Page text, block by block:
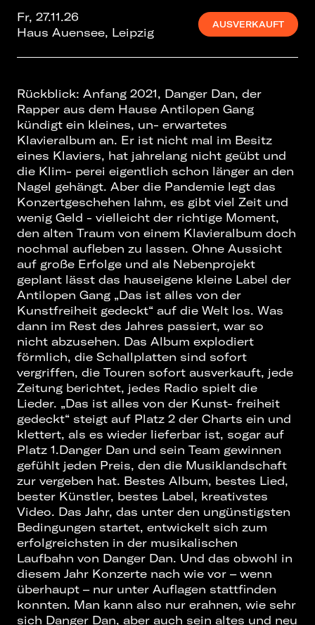
Fr, 27.11.26
Haus Auensee, Leipzig
AUSVERKAUFT
Rückblick: Anfang 2021, Danger Dan, der
Rapper aus dem Hause Antilopen Gang
kündigt ein kleines, un- erwartetes
Klavieralbum an. Er ist nicht mal im Besitz
eines Klaviers, hat jahrelang nicht geübt und
die Klim- perei eigentlich schon länger an den
Nagel gehängt. Aber die Pandemie legt das
Konzertgeschehen lahm, es gibt viel Zeit und
wenig Geld - vielleicht der richtige Moment,
den alten Traum von einem Klavieralbum doch
nochmal aufleben zu lassen. Ohne Aussicht
auf große Erfolge und als Nebenprojekt
geplant lässt das hauseigene kleine Label der
Antilopen Gang „Das ist alles von der
Kunstfreiheit gedeckt“ auf die Welt los. Was
dann im Rest des Jahres passiert, war so
nicht abzusehen. Das Album explodiert
förmlich, die Schallplatten sind sofort
vergriffen, die Touren sofort ausverkauft, jede
Zeitung berichtet, jedes Radio spielt die
Lieder. „Das ist alles von der Kunst- freiheit
gedeckt“ steigt auf Platz 2 der Charts ein und
klettert, als es wieder lieferbar ist, sogar auf
Platz 1.Danger Dan und sein Team gewinnen
gefühlt jeden Preis, den die Musiklandschaft
zur vergeben hat. Bestes Album, bestes Lied,
bester Künstler, bestes Label, kreativstes
Video. Das Jahr, das unter den ungünstigsten
Bedingungen startet, entwickelt sich zum
erfolgreichsten in der musikalischen
Laufbahn von Danger Dan. Und das obwohl in
diesem Jahr Konzerte nach wie vor – wenn
überhaupt – nur unter Auflagen stattfinden
konnten. Man kann also nur erahnen, wie sehr
sich Danger Dan, aber auch sein altes und neu